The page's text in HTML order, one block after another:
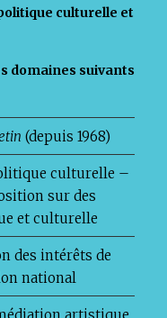
culturelle et
domaines suivants
(depuis 1968)
culturelle –
sur des
et culturelle
des intérêts de
national